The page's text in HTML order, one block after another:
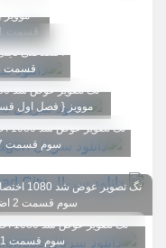
قسمت 1 اضافه شد }
اختصاصی
قسمت 3 اضافه شد }
موویز { فصل اول قسمت 6
تگ
سوم قسمت 7 اضافه شد }
تگ
سوم قسمت 2 اضافه شد }
تگ
سوم قسمت 1 اضافه شد }